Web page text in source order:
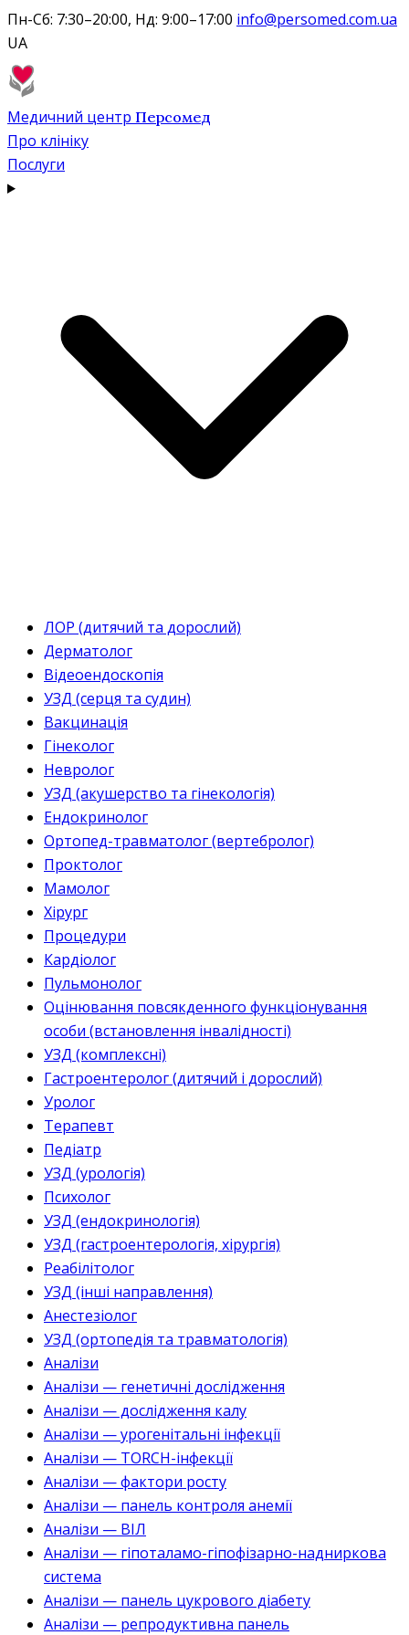
Пн-Сб: 7:30–20:00, Нд: 9:00–17:00 info@persomed.com.ua
UA
Медичний центр Персомед
Про клініку
Послуги
ЛОР (дитячий та дорослий)
Дерматолог
Відеоендоскопія
УЗД (серця та судин)
Вакцинація
Гінеколог
Невролог
УЗД (акушерство та гінекологія)
Ендокринолог
Ортопед-травматолог (вертебролог)
Проктолог
Мамолог
Хірург
Процедури
Кардіолог
Пульмонолог
Оцінювання повсякденного функціонування
особи (встановлення інвалідності)
УЗД (комплексні)
Гастроентеролог (дитячий і дорослий)
Уролог
Терапевт
Педіатр
УЗД (урологія)
Психолог
УЗД (ендокринологія)
УЗД (гастроентерологія, хірургія)
Реабілітолог
УЗД (інші направлення)
Анестезіолог
УЗД (ортопедія та травматологія)
Аналізи
Аналізи — генетичні дослідження
Аналізи — дослідження калу
Аналізи — урогенітальні інфекції
Аналізи — TORCH-інфекції
Аналізи — фактори росту
Аналізи — панель контроля анемії
Аналізи — ВІЛ
Аналізи — гіпоталамо-гіпофізарно-надниркова
система
Аналізи — панель цукрового діабету
Аналізи — репродуктивна панель